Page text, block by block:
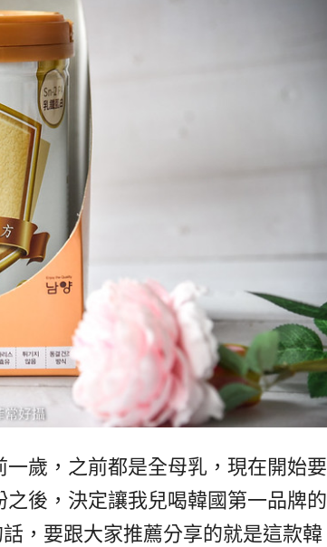
歲，之前都是全母乳，現在開始要
後，決定讓我兒喝韓國第一品牌的
，要跟大家推薦分享的就是這款韓